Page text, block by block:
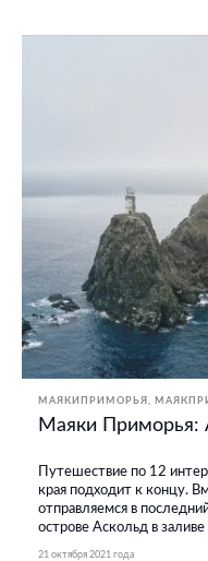
МАЯКИПРИМОРЬЯ
Маяки Приморья:
Путешествие по 12
края подходит к концу.
отправляемся в
острове Аскольд в
21 октября 2021 года